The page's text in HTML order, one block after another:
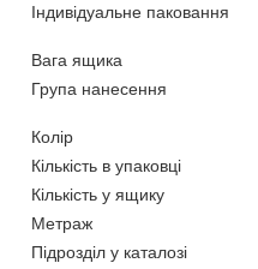
Індивідуальне паковання
Вага ящика
Група нанесення
Колір
Кількість в упаковці
Кількість у ящику
Метраж
Підрозділ у каталозі